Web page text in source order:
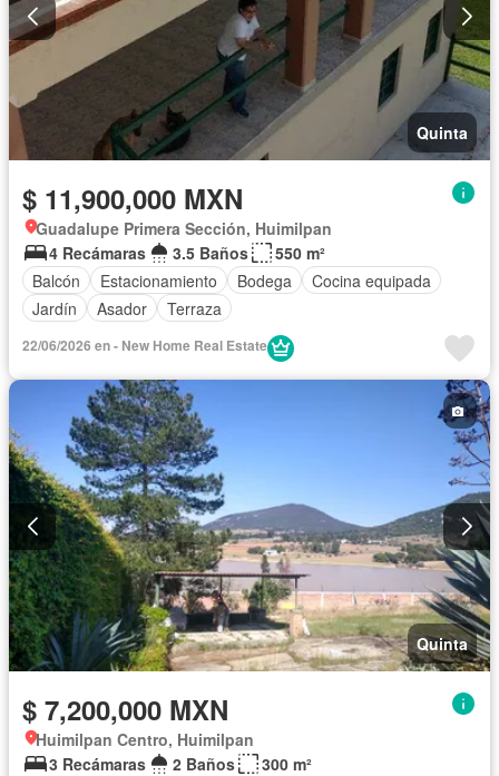
Quinta
$ 11,900,000 MXN
Guadalupe Primera Sección, Huimilpan
4 Recámaras
3.5 Baños
550 m²
Balcón
Estacionamiento Bodega
Cocina equipada
Jardín
Asador Terraza
22/06/2026 en - New Home Real Estate
Quinta
$ 7,200,000 MXN
Huimilpan Centro, Huimilpan
3 Recámaras
2 Baños
300 m²